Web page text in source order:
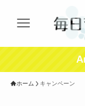
ホーム キャンペーン